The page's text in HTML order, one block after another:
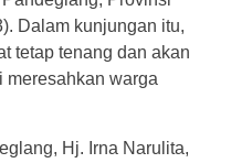
Dalam kunjungan itu,
tetap tenang dan akan
meresahkan warga
Hj. Irna Narulita,